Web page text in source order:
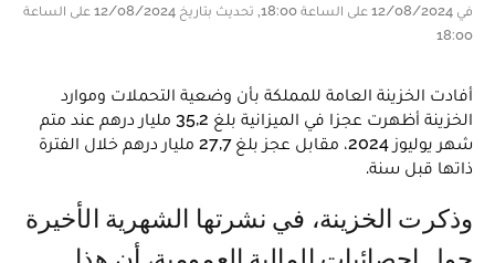
في 12/08/2024 على الساعة 18:00, تحديث بتاريخ 12/08/2024 على الساعة
18:00
أفادت الخزينة العامة للمملكة بأن وضعية التحملات وموارد
الخزينة أظهرت عجزا في الميزانية بلغ 35,2 مليار درهم عند متم
شهر يوليوز 2024، مقابل عجز بلغ 27,7 مليار درهم خلال الفترة
ذاتها قبل سنة.
وذكرت الخزينة، في نشرتها الشهرية الأخيرة